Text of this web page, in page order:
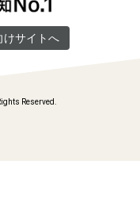
けサイトへ
Reserved.